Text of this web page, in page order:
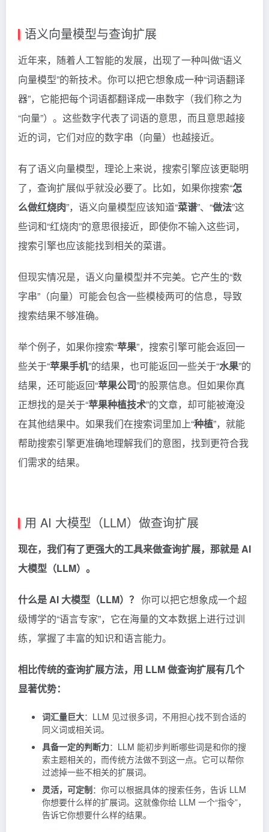
语义向量模型与查询扩展
近年来，随着人工智能的发展，出现了一种叫做“语义
向量模型”的新技术。你可以把它想象成一种“词语翻译
器”，它能把每个词语都翻译成一串数字（我们称之为
“向量”）。这些数字代表了词语的意思，而且意思越接
近的词，它们对应的数字串（向量）也越接近。
有了语义向量模型，理论上来说，搜索引擎应该更聪明
了，查询扩展似乎就没必要了。比如，如果你搜索“怎
么做红烧肉”，语义向量模型应该知道“菜谱”、“做法”这
些词和“红烧肉”的意思很接近，即使你不输入这些词，
搜索引擎也应该能找到相关的菜谱。
但现实情况是，语义向量模型并不完美。它产生的“数
字串”（向量）可能会包含一些模棱两可的信息，导致
搜索结果不够准确。
举个例子，如果你搜索“苹果”，搜索引擎可能会返回一
些关于“苹果手机”的结果，也可能返回一些关于“水果”的
结果，还可能返回“苹果公司”的股票信息。但如果你真
正想找的是关于“苹果种植技术”的文章，却可能被淹没
在其他结果中。如果我们在搜索词里加上“种植”，就能
帮助搜索引擎更准确地理解我们的意图，找到更符合我
们需求的结果。
用 AI 大模型（LLM）做查询扩展
现在，我们有了更强大的工具来做查询扩展，那就是 AI
大模型（LLM）。
什么是 AI 大模型（LLM）？ 你可以把它想象成一个超
级博学的“语言专家”，它在海量的文本数据上进行过训
练，掌握了丰富的知识和语言能力。
相比传统的查询扩展方法，用 LLM 做查询扩展有几个
显著优势：
词汇量巨大：LLM 见过很多词，不用担心找不到合适的
同义词或相关词。
具备一定的判断力：LLM 能初步判断哪些词是和你的搜
索主题相关的，而传统方法做不到这一点。它可以帮你
过滤掉一些不相关的扩展词。
灵活，可定制：你可以根据具体的搜索任务，告诉 LLM
你想要什么样的扩展词。这就像你给 LLM 一个“指令”，
告诉它你想要什么样的结果。